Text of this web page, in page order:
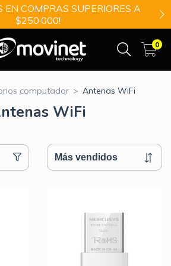
EN COMPRAS SUPERIORES A
$250.000!
0
computador > Antenas WiFi
WiFi